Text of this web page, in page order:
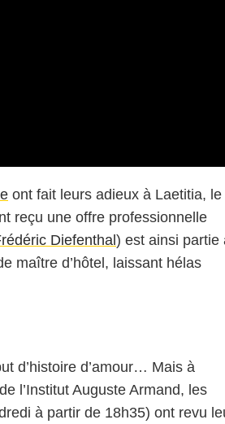
ont fait leurs adieux à Laetitia, le
reçu une offre professionnelle
Diefenthal ) est ainsi partie
maître d’hôtel, laissant hélas
d’histoire d’amour… Mais à
l’Institut Auguste Armand, les
à partir de 18h35) ont revu